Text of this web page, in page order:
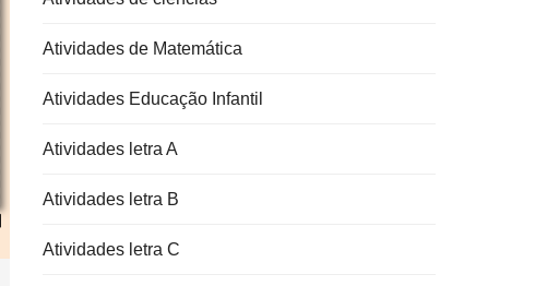
Atividades de Matemática
Atividades Educação Infantil
Atividades letra A
Atividades letra B
Atividades letra C